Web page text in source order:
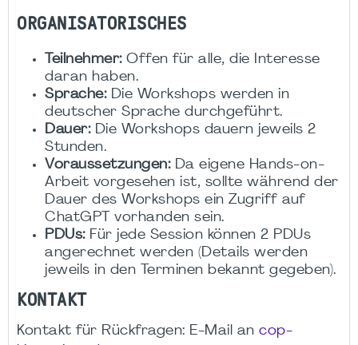
ORGANISATORISCHES
Teilnehmer:Offen für alle, die Interesse
daran haben.
Sprache:Die Workshops werden in
deutscher Sprache durchgeführt.
Dauer:Die Workshops dauern jeweils 2
Stunden.
Voraussetzungen:Da eigene Hands-on-
Arbeit vorgesehen ist, sollte während der
Dauer des Workshops ein Zugriff auf
ChatGPT vorhanden sein.
PDUs:Für jede Session können 2 PDUs
angerechnet werden (Details werden
jeweils in den Terminen bekannt gegeben).
KONTAKT
Kontakt für Rückfragen: E-Mail an cop-